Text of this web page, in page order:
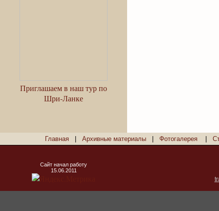
Приглашаем в наш тур по
Шри-Ланке
Главная Архивные материалы Фотогалерея
Сайт начал работу
15.06.2011